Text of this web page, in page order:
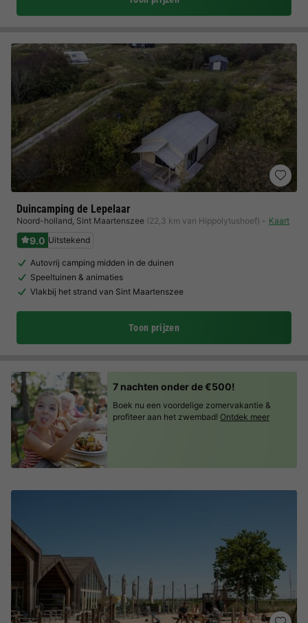
Duincamping de Lepelaar
Noord-holland, Sint Maartenszee (22,3 km van Hippolytushoef) Kaart
9.0 Uitstekend
Autovrij camping midden in de duinen
Speeltuinen & animaties
Vlakbij het strand van Sint Maartenszee
Toon prijzen
7 nachten onder de €500!
Boek nu een voordelige zomervakantie &
profiteer aan het zwembad! Ontdek meer